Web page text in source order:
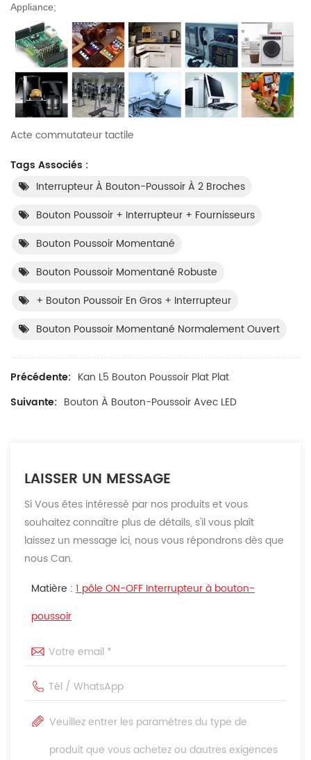
Appliance;
Acte commutateur tactile
Tags Associés :
Interrupteur À Bouton-Poussoir À 2 Broches
Bouton Poussoir + Interrupteur + Fournisseurs
Bouton Poussoir Momentané
Bouton Poussoir Momentané Robuste
+ Bouton Poussoir En Gros + Interrupteur
Bouton Poussoir Momentané Normalement Ouvert
Précédente: Kan L5 Bouton Poussoir Plat Plat
Suivante: Bouton À Bouton-Poussoir Avec LED
LAISSER UN MESSAGE
Si Vous êtes intéressé par nos produits et vous
souhaitez connaître plus de détails, s'il vous plaît
laissez un message ici, nous vous répondrons dès que
nous Can.
Matière : 1 pôle ON-OFF Interrupteur à bouton-
poussoir